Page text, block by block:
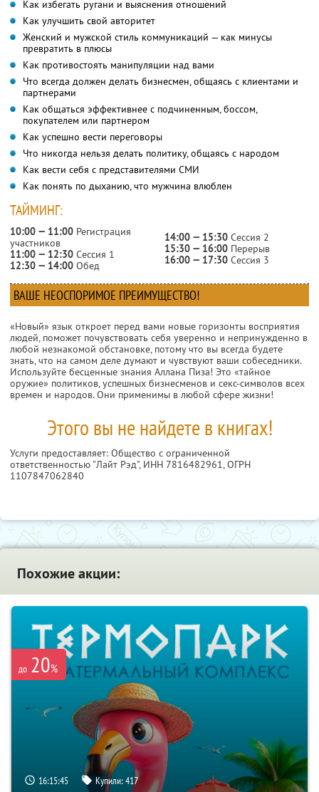
Как избегать ругани и выяснения отношений
Как улучшить свой авторитет
Женский и мужской стиль коммуникаций — как минусы
превратить в плюсы
Как противостоять манипуляции над вами
Что всегда должен делать бизнесмен, общаясь с клиентами и
партнерами
Как общаться эффективнее с подчиненным, боссом,
покупателем или партнером
Как успешно вести переговоры
Что никогда нельзя делать политику, общаясь с народом
Как вести себя с представителями СМИ
Как понять по дыханию, что мужчина влюблен
ТАЙМИНГ:
10:00 — 11:00 Регистрация
участников
11:00 — 12:30 Сессия 1
12:30 — 14:00 Обед
14:00 — 15:30 Сессия 2
15:30 — 16:00 Перерыв
16:00 — 17:30 Сессия 3
ВАШЕ НЕОСПОРИМОЕ ПРЕИМУЩЕСТВО!
«Новый» язык откроет перед вами новые горизонты восприятия
людей, поможет почувствовать себя уверенно и непринужденно в
любой незнакомой обстановке, потому что вы всегда будете
знать, что на самом деле думают и чувствуют ваши собеседники.
Используйте бесценные знания Аллана Пиза! Это «тайное
оружие» политиков, успешных бизнесменов и секс-символов всех
времен и народов. Они применимы в любой сфере жизни!
Этого вы не найдете в книгах!
Услуги предоставляет: Общество с ограниченной
ответственностью "Лайт Рэд", ИНН 7816482961, ОГРН
1107847062840
Похожие акции:
до 20%
16:15:44 Купили:417